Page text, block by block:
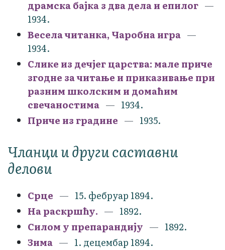
драмска бајка з два дела и епилог
1934.
Весела читанка, Чаробна игра
1934.
Слике из дечјег царства: мале приче
згодне за читање и приказивање при
разним школским и домаћим
свечаностима
1934.
Приче из градине
1935.
Чланци и други саставни
делови
Срце
15. фебруар 1894.
На раскршћу.
1892.
Силом у препарандију
1892.
Зима
1. децембар 1894.